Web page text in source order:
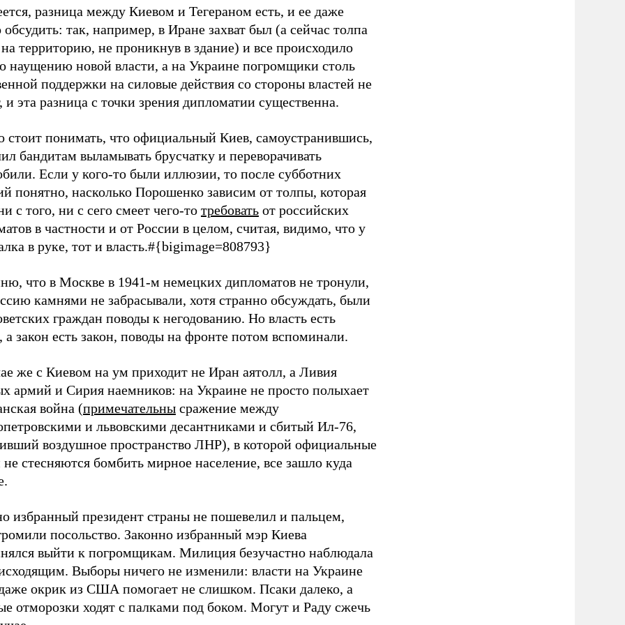
разница между Киевом и Тегераном есть, и ее даже
так, например, в Иране захват был (а сейчас толпа
территорию, не проникнув в здание) и все происходило
наущению новой власти, а на Украине погромщики столь
поддержки на силовые действия со стороны властей не
эта разница с точки зрения дипломатии существенна.
стоит понимать, что официальный Киев, самоустранившись,
бандитам выламывать брусчатку и переворачивать
Если у кого-то были иллюзии, то после субботних
понятно, насколько Порошенко зависим от толпы, которая
с того, ни с сего смеет чего-то требовать от российских
в частности и от России в целом, считая, видимо, что у
в руке, тот и власть.#{bigimage=808793}
что в Москве в 1941-м немецких дипломатов не тронули,
камнями не забрасывали, хотя странно обсуждать, были
граждан поводы к негодованию. Но власть есть
а закон есть закон, поводы на фронте потом вспоминали.
же с Киевом на ум приходит не Иран аятолл, а Ливия
армий и Сирия наемников: на Украине не просто полыхает
война (примечательны сражение между
и львовскими десантниками и сбитый Ил-76,
воздушное пространство ЛНР), в которой официальные
не стесняются бомбить мирное население, все зашло куда
избранный президент страны не пошевелил и пальцем,
посольство. Законно избранный мэр Киева
выйти к погромщикам. Милиция безучастно наблюдала
Выборы ничего не изменили: власти на Украине
окрик из США помогает не слишком. Псаки далеко, а
отморозки ходят с палками под боком. Могут и Раду сжечь